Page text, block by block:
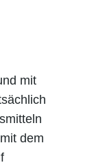
mit
dem